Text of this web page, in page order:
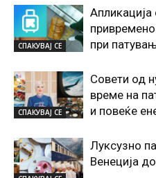
СПАКУВАЈ СЕ
при
СПАКУВАЈ СЕ
Совети од
време на
и повеќе
Луксузно
Венеција